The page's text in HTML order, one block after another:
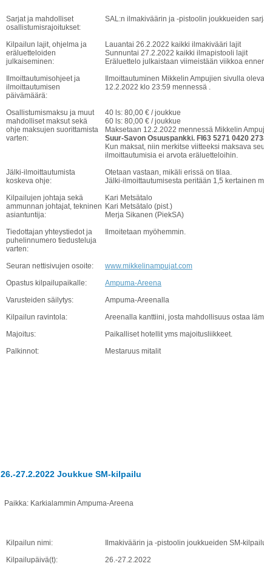
Sarjat ja mahdolliset
osallistumisrajoitukset:
SAL:n ilmakiväärin ja -pistoolin joukkueiden
Kilpailun lajit, ohjelma ja
eräluetteloiden
julkaiseminen:
Lauantai 26.2.2022 kaikki ilmakivääri lajit
Sunnuntai 27.2.2022 kaikki ilmapistooli lajit
Eräluettelo julkaistaan viimeistään viikkoa
Ilmoittautumisohjeet ja
ilmoittautumisen
päivämäärä:
Ilmoittautuminen Mikkelin Ampujien sivulla
12.2.2022 klo 23:59 mennessä .
Osallistumismaksu ja muut
mahdolliset maksut sekä
ohje maksujen suorittamista
varten:
40 ls: 80,00 € / joukkue
60 ls: 80,00 € / joukkue
Maksetaan 12.2.2022 mennessä Mikkelin
Suur-Savon Osuuspankki. FI63 5271 0420
Kun maksat, niin merkitse viitteeksi maksava
ilmoittautumisia ei arvota eräluetteloihin.
Jälki-ilmoittautumista
koskeva ohje:
Otetaan vastaan, mikäli erissä on tilaa.
Jälki-ilmoittautumisesta peritään 1,5 kertainen
Kilpailujen johtaja sekä
ammunnan johtajat, tekninen
asiantuntija:
Kari Metsätalo
Kari Metsätalo (pist.)
Merja Sikanen (PiekSA)
Tiedottajan yhteystiedot ja
puhelinnumero tiedusteluja
varten:
Ilmoitetaan myöhemmin.
Seuran nettisivujen osoite:
www.mikkelinampujat.com
Opastus kilpailupaikalle:
Ampuma-Areena
Varusteiden säilytys:
Ampuma-Areenalla
Kilpailun ravintola:
Areenalla kanttiini, josta mahdollisuus ostaa
Majoitus:
Paikalliset hotellit yms majoitusliikkeet.
Palkinnot:
Mestaruus mitalit
26.-27.2.2022 Joukkue SM-kilpailu
Paikka: Karkialammin Ampuma-Areena
Kilpailun nimi:
Ilmakiväärin ja -pistoolin joukkueiden SM-
Kilpailupäivä(t):
26.-27.2.2022